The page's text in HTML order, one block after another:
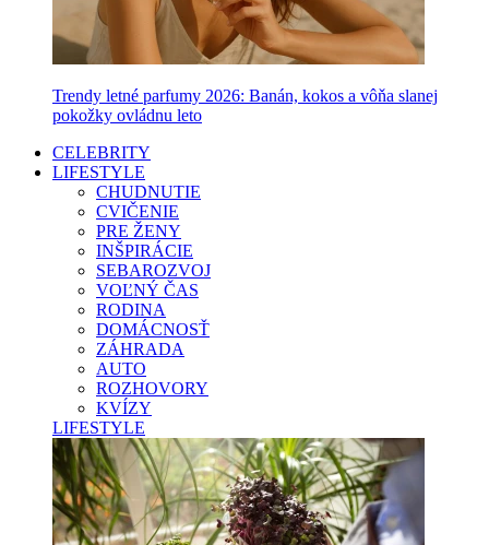
Trendy letné parfumy 2026: Banán, kokos a vôňa slanej
pokožky ovládnu leto
CELEBRITY
LIFESTYLE
CHUDNUTIE
CVIČENIE
PRE ŽENY
INŠPIRÁCIE
SEBAROZVOJ
VOĽNÝ ČAS
RODINA
DOMÁCNOSŤ
ZÁHRADA
AUTO
ROZHOVORY
KVÍZY
LIFESTYLE